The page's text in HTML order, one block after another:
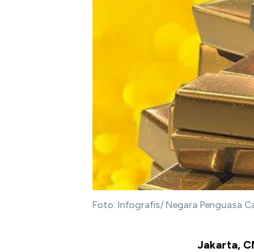
Foto: Infografis/ Negara Penguasa
Jakarta,